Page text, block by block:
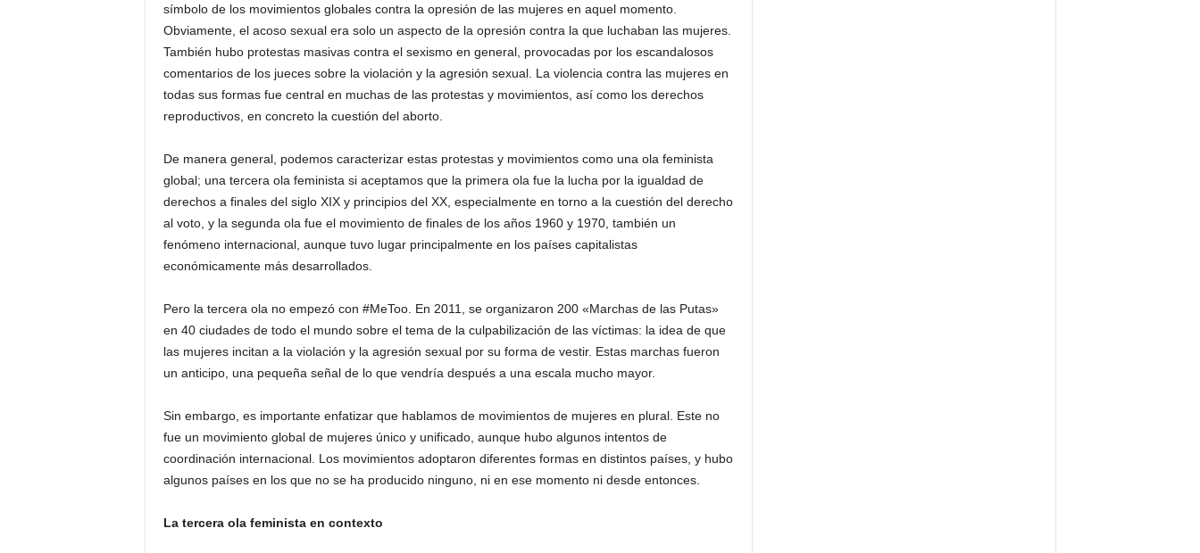
símbolo de los movimientos globales contra la opresión de las mujeres en aquel momento.
Obviamente, el acoso sexual era solo un aspecto de la opresión contra la que luchaban las mujeres.
También hubo protestas masivas contra el sexismo en general, provocadas por los escandalosos
comentarios de los jueces sobre la violación y la agresión sexual. La violencia contra las mujeres en
todas sus formas fue central en muchas de las protestas y movimientos, así como los derechos
reproductivos, en concreto la cuestión del aborto.
De manera general, podemos caracterizar estas protestas y movimientos como una ola feminista
global; una tercera ola feminista si aceptamos que la primera ola fue la lucha por la igualdad de
derechos a finales del siglo XIX y principios del XX, especialmente en torno a la cuestión del derecho
al voto, y la segunda ola fue el movimiento de finales de los años 1960 y 1970, también un
fenómeno internacional, aunque tuvo lugar principalmente en los países capitalistas
económicamente más desarrollados.
Pero la tercera ola no empezó con #MeToo. En 2011, se organizaron 200 «Marchas de las Putas»
en 40 ciudades de todo el mundo sobre el tema de la culpabilización de las víctimas: la idea de que
las mujeres incitan a la violación y la agresión sexual por su forma de vestir. Estas marchas fueron
un anticipo, una pequeña señal de lo que vendría después a una escala mucho mayor.
Sin embargo, es importante enfatizar que hablamos de movimientos de mujeres en plural. Este no
fue un movimiento global de mujeres único y unificado, aunque hubo algunos intentos de
coordinación internacional. Los movimientos adoptaron diferentes formas en distintos países, y hubo
algunos países en los que no se ha producido ninguno, ni en ese momento ni desde entonces.
La tercera ola feminista en contexto